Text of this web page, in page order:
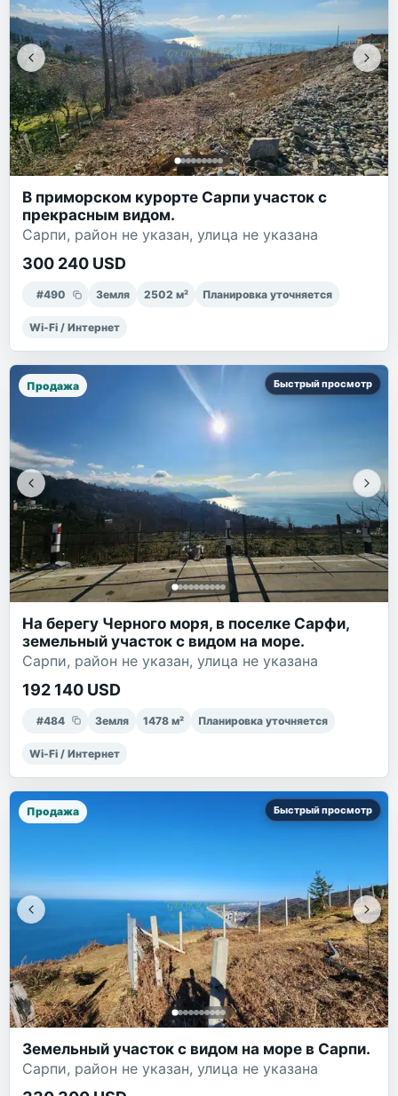
В приморском курорте Сарпи участок с
прекрасным видом.
Сарпи, район не указан, улица не указана
300 240 USD
#490 Земля 2502 м² Планировка уточняется
Wi-Fi / Интернет
Продажа Быстрый просмотр
На берегу Черного моря, в поселке Сарфи,
земельный участок с видом на море.
Сарпи, район не указан, улица не указана
192 140 USD
#484 Земля 1478 м² Планировка уточняется
Wi-Fi / Интернет
Продажа Быстрый просмотр
Земельный участок с видом на море в Сарпи.
Сарпи, район не указан, улица не указана